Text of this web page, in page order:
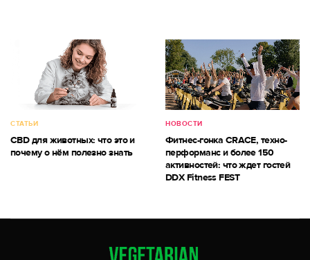
СТАТЬИ
CBD для животных: что это и
почему о нём полезно знать
НОВОСТИ
Фитнес-гонка CRACE, техно-
перформанс и более 150
активностей: что ждет гостей
DDX Fitness FEST